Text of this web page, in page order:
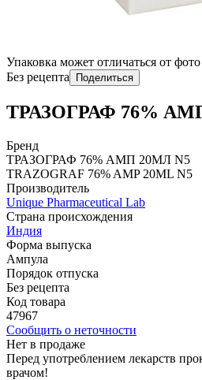
Упаковка может отличаться от фото
Без рецепта
Поделиться
ТРАЗОГРАФ 76%
Бренд
ТРАЗОГРАФ 76% АМП 20МЛ N5
TRAZOGRAF 76% AMP 20ML N5
Производитель
Unique Pharmaceutical Lab
Страна происхождения
Индия
Форма выпуска
Ампула
Порядок отпуска
Без рецепта
Код товара
47967
Сообщить о неточности
Нет в продаже
Перед употреблением лекарств
врачом!